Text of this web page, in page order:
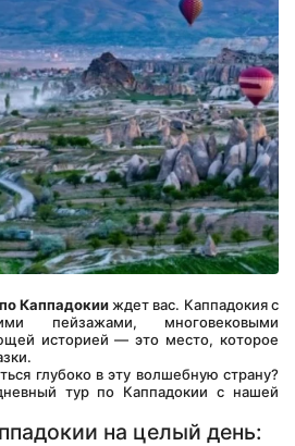
Каппадокии ждет вас. Каппадокия с
пейзажами, многовековыми
историей — это место, которое
тур по Каппадокии с нашей
на целый день: